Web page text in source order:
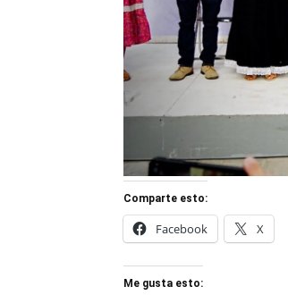
Comparte esto:
Facebook X
Me gusta esto: